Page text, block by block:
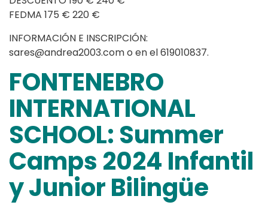
FEDMA 175 € 220 €
INFORMACIÓN E INSCRIPCIÓN:
sares@andrea2003.com o en el 619010837.
FONTENEBRO
INTERNATIONAL
SCHOOL: Summer
Camps 2024 Infantil
y Junior Bilingüe